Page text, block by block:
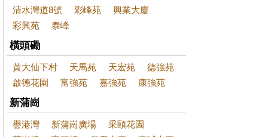
清水灣道8號
彩峰苑
興業大廈
彩興苑
泰峰
橫頭磡
黃大仙下村 天馬苑 天宏苑
德強苑
啟德花園
富強苑 嘉強苑 康強苑
新蒲崗
譽港灣 新蒲崗廣場
采頤花園